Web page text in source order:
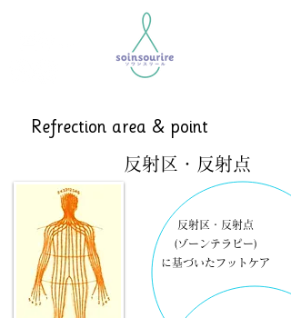
​Refrection area & point
​反射区・反射点
反射区・反射点
(ゾーンテラピー)
に基づいた​フットケア